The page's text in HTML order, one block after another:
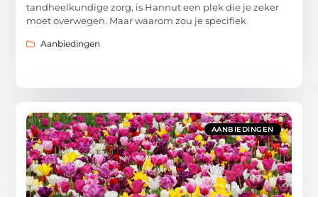
tandheelkundige zorg, is Hannut een plek die je zeker
moet overwegen. Maar waarom zou je specifiek
Aanbiedingen
AANBIEDINGEN